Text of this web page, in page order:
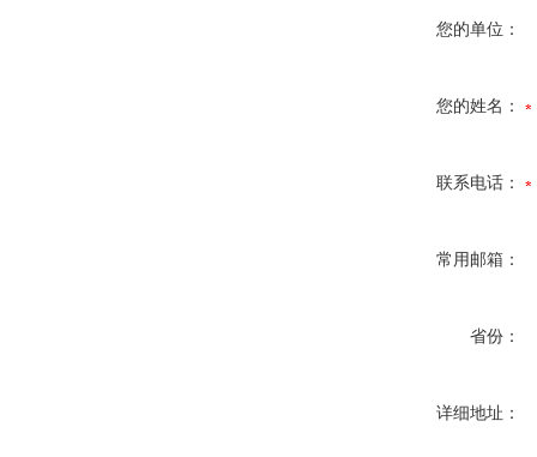
您的单位：
您的姓名：
联系电话：
常用邮箱：
省份：
详细地址：